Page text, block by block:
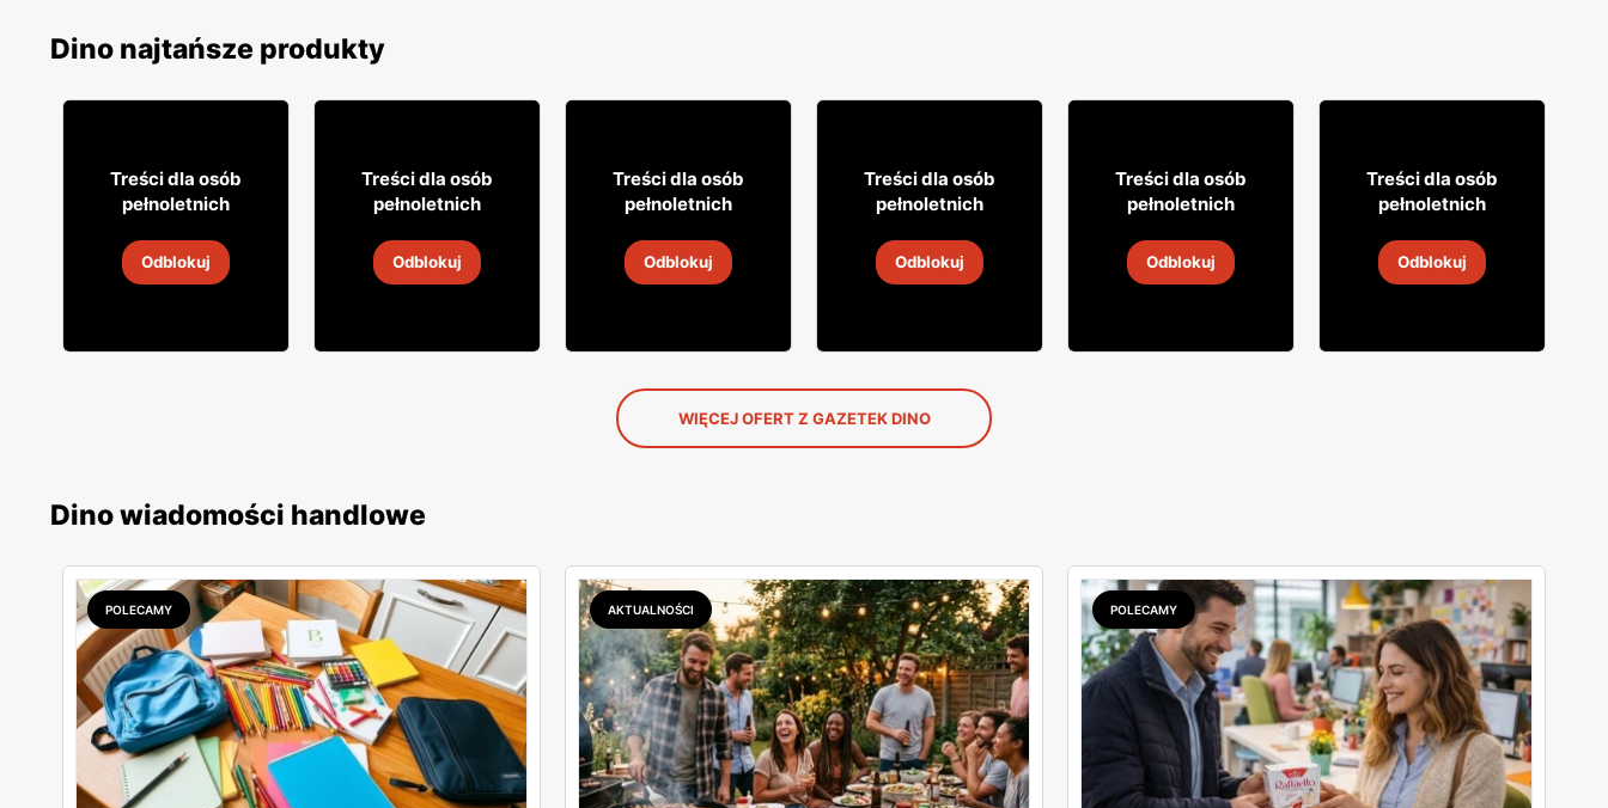
Dino najtańsze produkty
35 99
-6 sie 2026
Treści dla osób
pełnoletnich
Odblokuj
53 99
-6 sie 2026
Treści dla osób
pełnoletnich
Odblokuj
33 99
-6 sie 2026
Treści dla osób
pełnoletnich
Odblokuj
54 99
-6 sie 2026
Treści dla osób
pełnoletnich
Odblokuj
48 75
-6 sie 2026
Treści dla osób
pełnoletnich
Odblokuj
85
-6 sie 2026
Treści dla osób
pełnoletnich
Odblokuj
WIĘCEJ OFERT Z GAZETEK DINO
Dino wiadomości handlowe
POLECAMY AKTUALNOŚCI POLECAMY